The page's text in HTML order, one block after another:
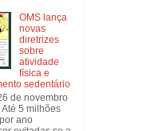
OMS lança
novas
diretrizes
sobre
atividade
física e
sedentário
de novembro
5 milhões
ano